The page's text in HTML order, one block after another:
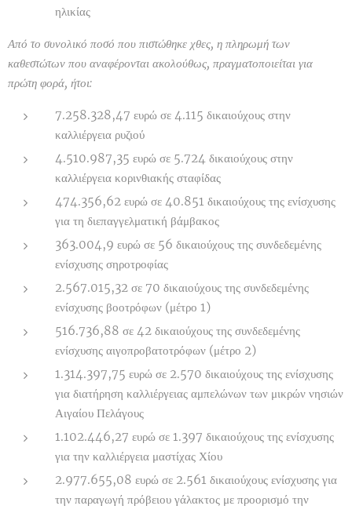
ηλικίας
Από το συνολικό ποσό που πιστώθηκε χθες, η πληρωμή των
καθεστώτων που αναφέρονται ακολούθως, πραγματοποιείται για
πρώτη φορά, ήτοι:
7.258.328,47 ευρώ σε 4.115 δικαιούχους στην
καλλιέργεια ρυζιού
4.510.987,35 ευρώ σε 5.724 δικαιούχους στην
καλλιέργεια κορινθιακής σταφίδας
474.356,62 ευρώ σε 40.851 δικαιούχους της ενίσχυσης
για τη διεπαγγελματική βάμβακος
363.004,9 ευρώ σε 56 δικαιούχους της συνδεδεμένης
ενίσχυσης σηροτροφίας
2.567.015,32 σε 70 δικαιούχους της συνδεδεμένης
ενίσχυσης βοοτρόφων (μέτρο 1)
516.736,88 σε 42 δικαιούχους της συνδεδεμένης
ενίσχυσης αιγοπροβατοτρόφων (μέτρο 2)
1.314.397,75 ευρώ σε 2.570 δικαιούχους της ενίσχυσης
για διατήρηση καλλιέργειας αμπελώνων των μικρών νησιών
Αιγαίου Πελάγους
1.102.446,27 ευρώ σε 1.397 δικαιούχους της ενίσχυσης
για την καλλιέργεια μαστίχας Χίου
2.977.655,08 ευρώ σε 2.561 δικαιούχους ενίσχυσης για
την παραγωγή πρόβειου γάλακτος με προορισμό την